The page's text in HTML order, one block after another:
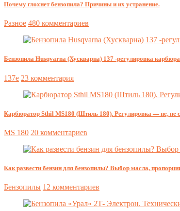
Почему глохнет бензопила? Причины и их устранение.
Разное 480 комментариев
Бензопила Husqvarna (Хускварна) 137 -регулировка
137e 23 комментария
Карбюратор Sthil MS180 (Штиль 180). Регулировка — не,
MS 180 20 комментариев
Как развести бензин для бензопилы? Выбор масла,
Бензопилы 12 комментариев